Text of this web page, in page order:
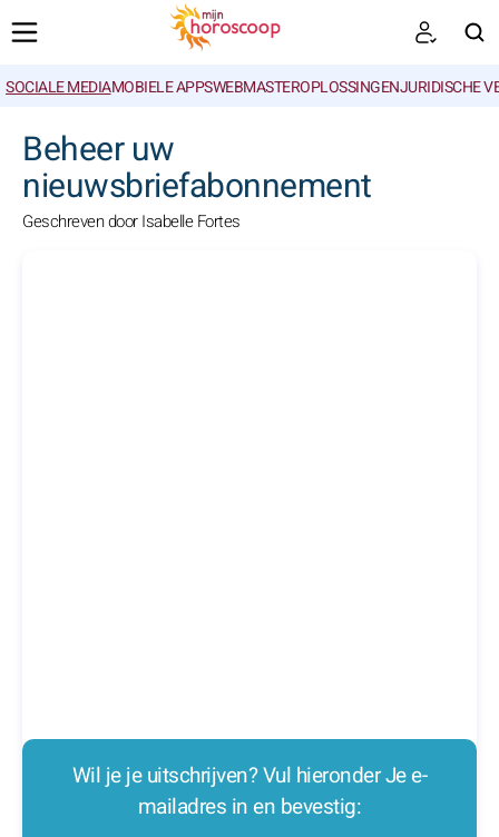
SOCIALE MEDIAMOBIELE APPSWEBMASTEROPLOSSINGENJURIDISCHE
Beheer uw
nieuwsbriefabonnement
Geschreven door Isabelle Fortes
Wil je je uitschrijven? Vul hieronder Je e-
mailadres in en bevestig: